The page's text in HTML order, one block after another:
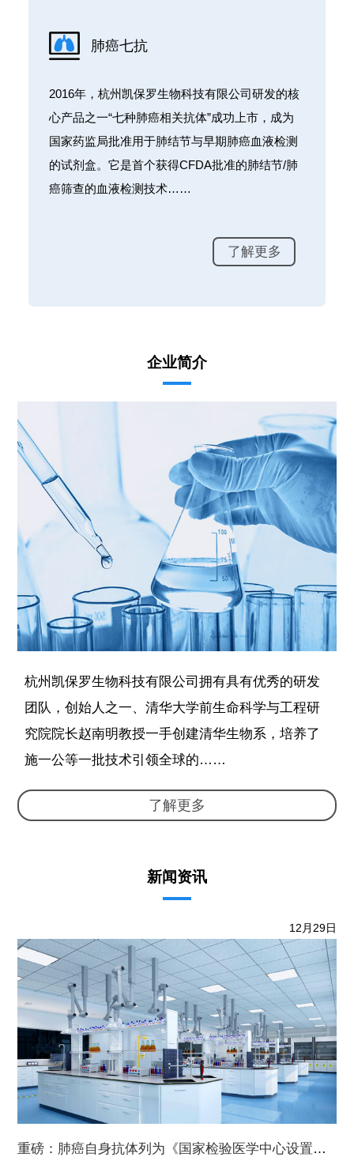
肺癌七抗
2016年，杭州凯保罗生物科技有限公司研发的核
心产品之一“七种肺癌相关抗体”成功上市，成为
国家药监局批准用于肺结节与早期肺癌血液检测
的试剂盒。它是首个获得CFDA批准的肺结节/肺
癌筛查的血液检测技术……
了解更多
企业简介
杭州凯保罗生物科技有限公司拥有具有优秀的研发
团队，创始人之一、清华大学前生命科学与工程研
究院院长赵南明教授一手创建清华生物系，培养了
施一公等一批技术引领全球的……
了解更多
新闻资讯
12月29日
重磅：肺癌自身抗体列为《国家检验医学中心设置标